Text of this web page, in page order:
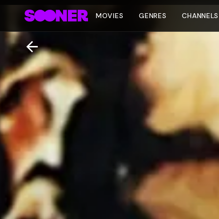
MOVIES GENRES CHANNELS